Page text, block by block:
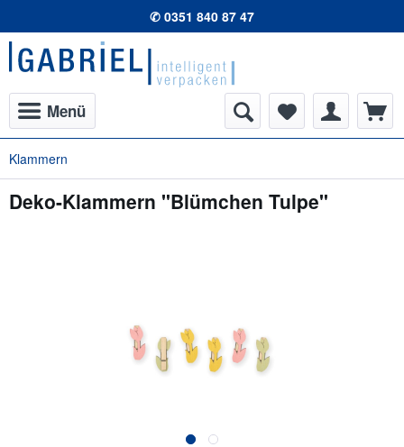
✆ 0351 840 87 47
Menü
Klammern
Deko-Klammern "Blümchen Tulpe"